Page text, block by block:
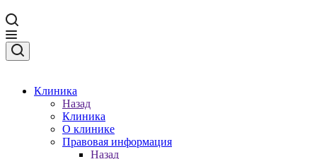
Клиника
Назад
Клиника
О клинике
Правовая информация
Назад